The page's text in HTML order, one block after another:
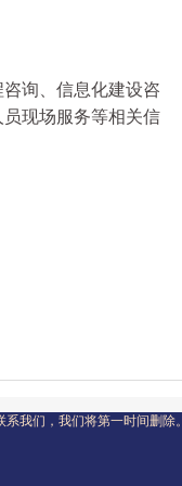
询、信息化建设咨
现场服务等相关信
我们，我们将第一时间删除。